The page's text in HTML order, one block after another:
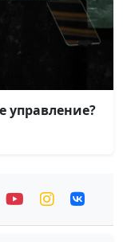
управление?